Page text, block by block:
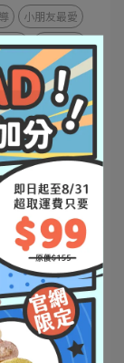
小朋友最愛
子
營養早餐
樂】自然繽
好吃的包子 /
健康早餐 / 方
快速早餐 推
小朋友最愛
子
穀樂
吃的包子 / 自